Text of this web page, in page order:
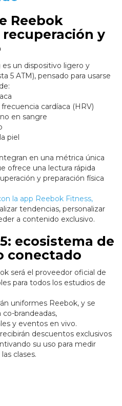
Reebok
y
un dispositivo ligero y
5 ATM), pensado para usarse
cardíaca (HRV)
en sangre
piel
en una métrica única
ofrece una lectura rápida
y preparación física
la app Reebok Fitness,
tendencias, personalizar
a contenido exclusivo.
ecosistema de
conectado
será el proveedor oficial de
para todos los estudios de
uniformes Reebok, y se
co-brandeadas,
y eventos en vivo.
descuentos exclusivos
su uso para medir
clases.